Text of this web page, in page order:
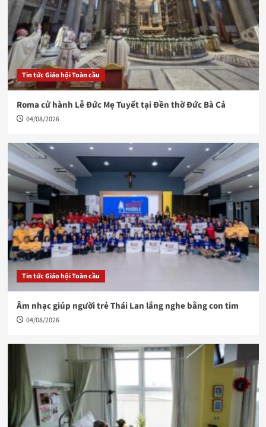
Tin tức Giáo hội Toàn cầu
Roma cử hành Lễ Đức Mẹ Tuyết tại Đền thờ Đức Bà Cả
04/08/2026
Tin tức Giáo hội Toàn cầu
Âm nhạc giúp người trẻ Thái Lan lắng nghe bằng con tim
04/08/2026